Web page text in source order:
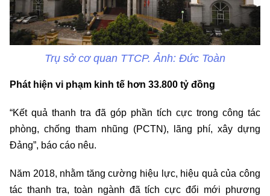
Trụ sở cơ quan TTCP. Ảnh: Đức Toàn
Phát hiện vi phạm kinh tế hơn 33.800 tỷ đồng
“Kết quả thanh tra đã góp phần tích cực trong công tác
phòng, chống tham nhũng (PCTN), lãng phí, xây dựng
Đảng”, báo cáo nêu.
Năm 2018, nhằm tăng cường hiệu lực, hiệu quả của công
tác thanh tra, toàn ngành đã tích cực đổi mới phương